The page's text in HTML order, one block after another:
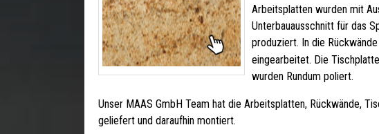
Arbeitsplatten wurden mit
Unterbauausschnitt für das
produziert. In die
eingearbeitet. Die
wurden Rundum poliert.
Unser MAAS GmbH Team hat die Arbeitsplatten, Rückwände,
geliefert und daraufhin montiert.